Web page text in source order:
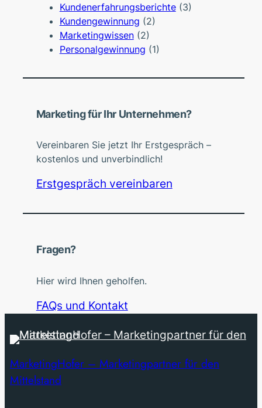
Kundenerfahrungsberichte(3)
Kundengewinnung (2)
Marketingwissen(2)
Personalgewinnung (1)
Marketing für Ihr Unternehmen?
Vereinbaren Sie jetzt Ihr Erstgespräch –
kostenlos und unverbindlich!
Erstgespräch vereinbaren
Fragen?
Hier wird Ihnen geholfen.
FAQs und Kontakt
MarketingHofer – Marketingpartner für den
Mittelstand